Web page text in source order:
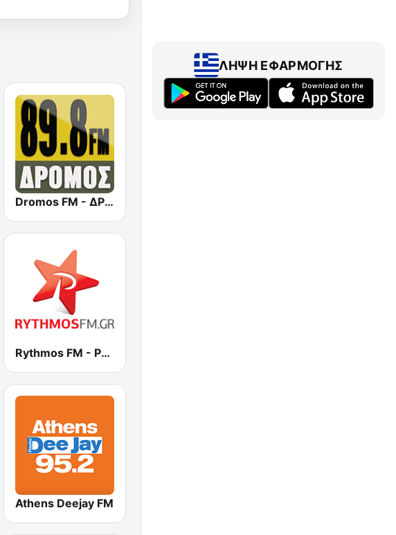
Dromos FM - ΔΡΟΜΟΣ 89.8
Rythmos FM - Ρυθμος 94.9
Athens Deejay FM
ΛΉΨΗ ΕΦΑΡΜΟΓΉΣ